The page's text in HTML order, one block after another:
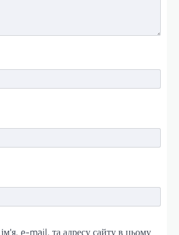
e-mail, та адресу сайту в цьому